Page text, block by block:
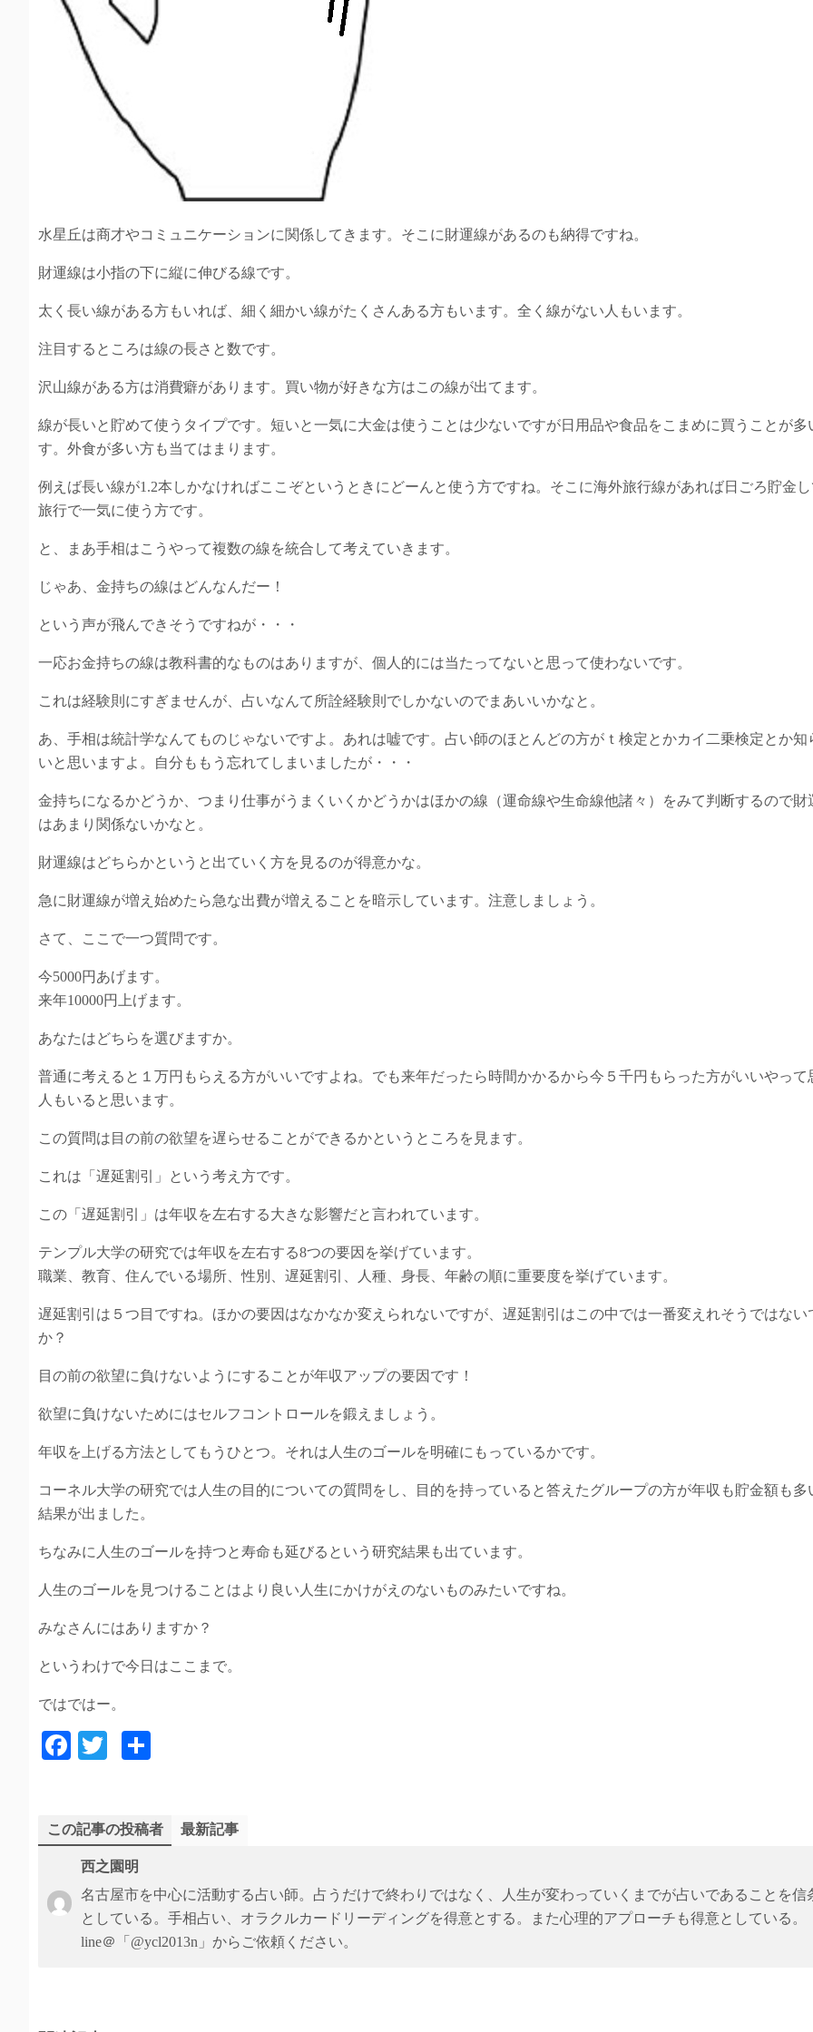
水星丘は商才やコミュニケーションに関係してきます。そこに財運線があるのも納得ですね。
財運線は小指の下に縦に伸びる線です。
太く長い線がある方もいれば、細く細かい線がたくさんある方もいます。全く線がない人もいます。
注目するところは線の長さと数です。
沢山線がある方は消費癖があります。買い物が好きな方はこの線が出てます。
線が長いと貯めて使うタイプです。短いと一気に大金は使うことは少ないですが日用品や食品をこまめに買うことが多
す。外食が多い方も当てはまります。
例えば長い線が1.2本しかなければここぞというときにどーんと使う方ですね。そこに海外旅行線があれば日ごろ貯金
旅行で一気に使う方です。
と、まあ手相はこうやって複数の線を統合して考えていきます。
じゃあ、金持ちの線はどんなんだー！
という声が飛んできそうですねが・・・
一応お金持ちの線は教科書的なものはありますが、個人的には当たってないと思って使わないです。
これは経験則にすぎませんが、占いなんて所詮経験則でしかないのでまあいいかなと。
あ、手相は統計学なんてものじゃないですよ。あれは嘘です。占い師のほとんどの方がｔ検定とかカイ二乗検定とか知
いと思いますよ。自分ももう忘れてしまいましたが・・・
金持ちになるかどうか、つまり仕事がうまくいくかどうかはほかの線（運命線や生命線他諸々）をみて判断するので財
はあまり関係ないかなと。
財運線はどちらかというと出ていく方を見るのが得意かな。
急に財運線が増え始めたら急な出費が増えることを暗示しています。注意しましょう。
さて、ここで一つ質問です。
今5000円あげます。
来年10000円上げます。
あなたはどちらを選びますか。
普通に考えると１万円もらえる方がいいですよね。でも来年だったら時間かかるから今５千円もらった方がいいやって
人もいると思います。
この質問は目の前の欲望を遅らせることができるかというところを見ます。
これは「遅延割引」という考え方です。
この「遅延割引」は年収を左右する大きな影響だと言われています。
テンプル大学の研究では年収を左右する8つの要因を挙げています。
職業、教育、住んでいる場所、性別、遅延割引、人種、身長、年齢の順に重要度を挙げています。
遅延割引は５つ目ですね。ほかの要因はなかなか変えられないですが、遅延割引はこの中では一番変えれそうではない
か？
目の前の欲望に負けないようにすることが年収アップの要因です！
欲望に負けないためにはセルフコントロールを鍛えましょう。
年収を上げる方法としてもうひとつ。それは人生のゴールを明確にもっているかです。
コーネル大学の研究では人生の目的についての質問をし、目的を持っていると答えたグループの方が年収も貯金額も多
結果が出ました。
ちなみに人生のゴールを持つと寿命も延びるという研究結果も出ています。
人生のゴールを見つけることはより良い人生にかけがえのないものみたいですね。
みなさんにはありますか？
というわけで今日はここまで。
ではではー。
Fa
ok r
この記事の投稿者 最新記事
西之園明
名古屋市を中心に活動する占い師。占うだけで終わりではなく、人生が変わっていくまでが占いであることを信
としている。手相占い、オラクルカードリーディングを得意とする。また心理的アプローチも得意としている。
line＠「@ycl2013n」からご依頼ください。